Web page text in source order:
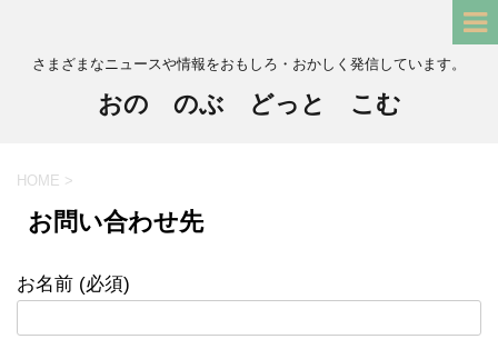
さまざまなニュースや情報をおもしろ・おかしく発信しています。
おの のぶ どっと こむ
HOME >
お問い合わせ先
お名前 (必須)